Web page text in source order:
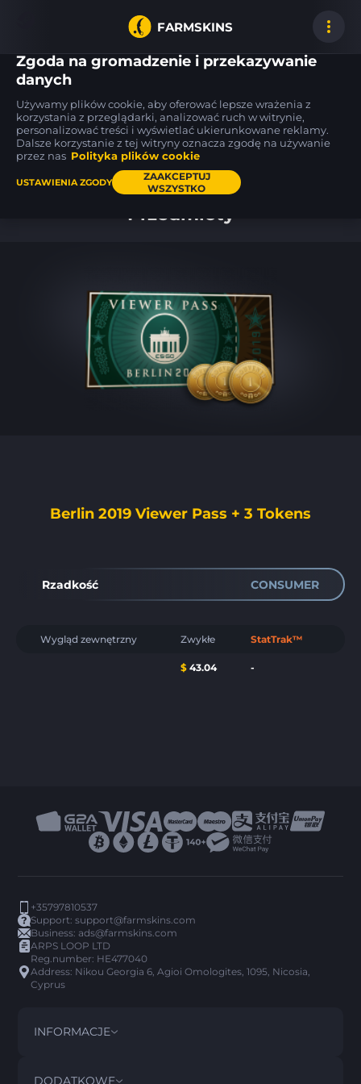
FARMSKINS
19
M4A4
Zubastick BS 19
MAC-10
Pipsqueak FT
AK-47
Uncharted
Przedmioty
Berlin 2019 Viewer Pass + 3 Tokens
Rzadkość CONSUMER
Wygląd zewnętrzny Zwykłe StatTrak™
$ 43.04 -
+35797810537
Support:support@farmskins.com
Business:ads@farmskins.com
ARPS LOOP LTD
Reg.number: HE477040
Address: Nikou Georgia 6, Agioi Omologites, 1095, Nicosia,
Cyprus
INFORMACJE
REGULAMIN
DODATKOWE
Zgoda na gromadzenie i przekazywanie
danych
Używamy plików cookie, aby oferować lepsze wrażenia z
korzystania z przeglądarki, analizować ruch w witrynie,
personalizować treści i wyświetlać ukierunkowane reklamy.
Dalsze korzystanie z tej witryny oznacza zgodę na używanie
przez nas Polityka plików cookie
USTAWIENIA ZGODY
ZAAKCEPTUJ
WSZYSTKO